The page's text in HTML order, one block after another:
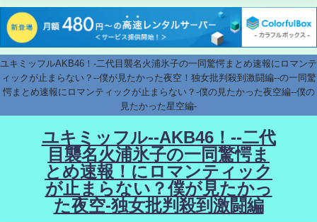
ユキミッフルAKB46！-二代目襲名火浦氷子の一同驚愕まとめ速報にロマンテ
ィックが止まらない？--僕が見たかった夜空！独女批判殺到激闘編--の一同驚
愕まとめ速報にロマンティックが止まらない？-僕の見たかった夜空編--僕の
見たかった星空編-
ユキミッフル--AKB46！--二代
目襲名火浦氷子の一同驚愕ま
とめ速報！にロマンティック
が止まらない？僕が見たかっ
た夜空-独女批判殺到激闘編